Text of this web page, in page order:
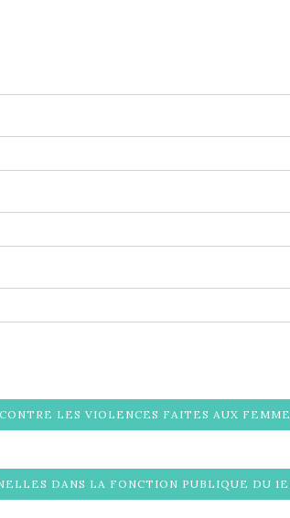
LES VIOLENCES FAITES AUX
DANS LA FONCTION PUBLIQUE DU